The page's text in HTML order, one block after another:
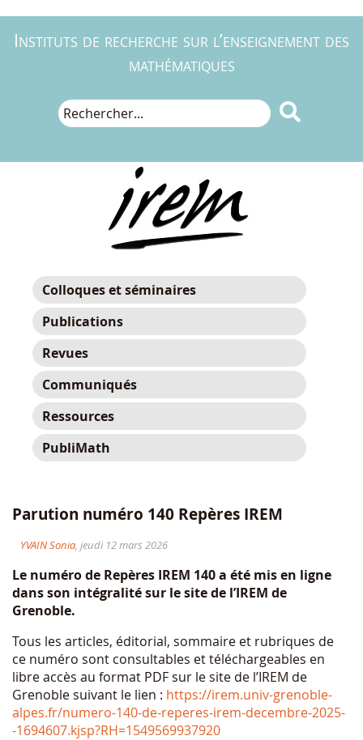
Instituts de recherche sur l’enseignement des
mathématiques

Colloques et séminaires
Publications
Revues
Communiqués
Ressources
PubliMath
Parution numéro 140 Repères IREM
YVAIN Sonia, jeudi 12 mars 2026
Le numéro de Repères IREM 140 a été mis en ligne
dans son intégralité sur le site de l’IREM de
Grenoble.
Tous les articles, éditorial, sommaire et rubriques de
ce numéro sont consultables et téléchargeables en
libre accès au format PDF sur le site de l’IREM de
Grenoble suivant le lien : https://irem.univ-grenoble-
alpes.fr/numero-140-de-reperes-irem-decembre-2025-
-1694607.kjsp?RH=1549569937920